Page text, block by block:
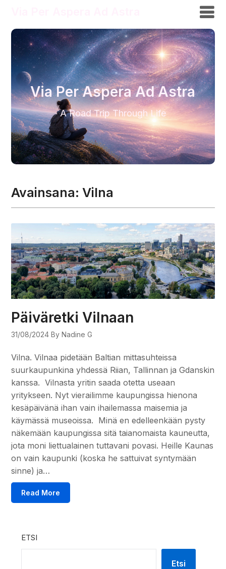
Via Per Aspera Ad Astra
A Road Trip Through Life
Avainsana:Vilna
Päiväretki Vilnaan
31/08/2024 By Nadine G
Vilna. Vilnaa pidetään Baltian mittasuhteissa
suurkaupunkina yhdessä Riian, Tallinnan ja Gdanskin
kanssa. Vilnasta yritin saada otetta useaan
yritykseen. Nyt vierailimme kaupungissa hienona
kesäpäivänä ihan vain ihailemassa maisemia ja
käymässä museoissa. Minä en edelleenkään pysty
näkemään kaupungissa sitä taianomaista kauneutta,
jota moni liettualainen tuttavani povasi. Heille Kaunas
on vain kaupunki (koska he sattuivat syntymään
sinne) ja…
Read More
ETSI
Etsi